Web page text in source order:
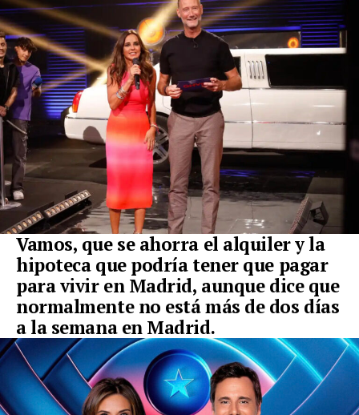
Vamos, que se ahorra el alquiler y la
hipoteca que podría tener que pagar
para vivir en Madrid, aunque dice que
normalmente no está más de dos días
a la semana en Madrid.